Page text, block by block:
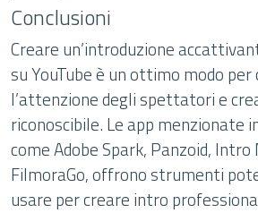
Conclusioni
Creare un’introduzione
su YouTube è un ottimo modo
l’attenzione degli spettatori e
riconoscibile. Le app menzionate
come Adobe Spark, Panzoid, Intro
FilmoraGo, offrono strumenti
usare per creare intro